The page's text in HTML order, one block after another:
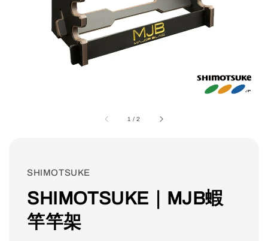
1 /2
SHIMOTSUKE
SHIMOTSUKE｜MJB蝦
竿竿架